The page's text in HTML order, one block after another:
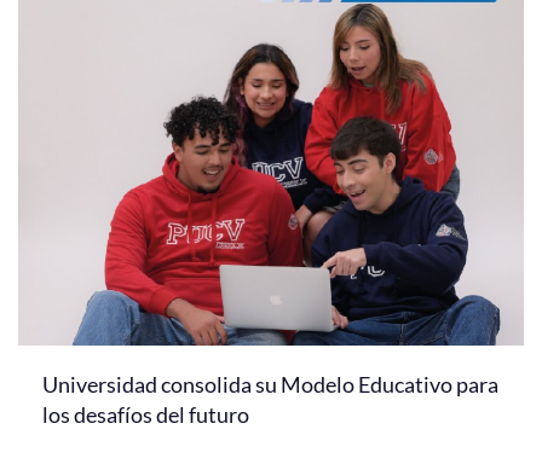
Universidad consolida su Modelo Educativo para
los desafíos del futuro